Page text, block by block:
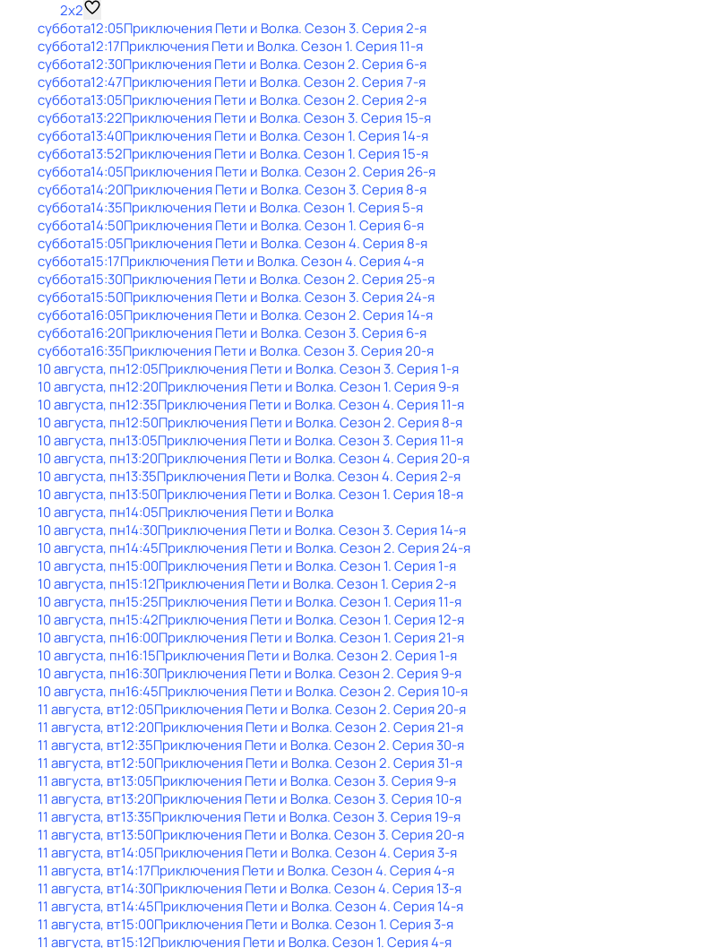
2x2
суббота12:05Приключения Пети и Волка. Сезон 3. Серия 2-я
суббота12:17Приключения Пети и Волка. Сезон 1. Серия 11-я
суббота12:30Приключения Пети и Волка. Сезон 2. Серия 6-я
суббота12:47Приключения Пети и Волка. Сезон 2. Серия 7-я
суббота13:05Приключения Пети и Волка. Сезон 2. Серия 2-я
суббота13:22Приключения Пети и Волка. Сезон 3. Серия 15-я
суббота13:40Приключения Пети и Волка. Сезон 1. Серия 14-я
суббота13:52Приключения Пети и Волка. Сезон 1. Серия 15-я
суббота14:05Приключения Пети и Волка. Сезон 2. Серия 26-я
суббота14:20Приключения Пети и Волка. Сезон 3. Серия 8-я
суббота14:35Приключения Пети и Волка. Сезон 1. Серия 5-я
суббота14:50Приключения Пети и Волка. Сезон 1. Серия 6-я
суббота15:05Приключения Пети и Волка. Сезон 4. Серия 8-я
суббота15:17Приключения Пети и Волка. Сезон 4. Серия 4-я
суббота15:30Приключения Пети и Волка. Сезон 2. Серия 25-я
суббота15:50Приключения Пети и Волка. Сезон 3. Серия 24-я
суббота16:05Приключения Пети и Волка. Сезон 2. Серия 14-я
суббота16:20Приключения Пети и Волка. Сезон 3. Серия 6-я
суббота16:35Приключения Пети и Волка. Сезон 3. Серия 20-я
10 августа, пн12:05Приключения Пети и Волка. Сезон 3. Серия 1-я
10 августа, пн12:20Приключения Пети и Волка. Сезон 1. Серия 9-я
10 августа, пн12:35Приключения Пети и Волка. Сезон 4. Серия 11-я
10 августа, пн12:50Приключения Пети и Волка. Сезон 2. Серия 8-я
10 августа, пн13:05Приключения Пети и Волка. Сезон 3. Серия 11-я
10 августа, пн13:20Приключения Пети и Волка. Сезон 4. Серия 20-я
10 августа, пн13:35Приключения Пети и Волка. Сезон 4. Серия 2-я
10 августа, пн13:50Приключения Пети и Волка. Сезон 1. Серия 18-я
10 августа, пн14:05Приключения Пети и Волка
10 августа, пн14:30Приключения Пети и Волка. Сезон 3. Серия 14-я
10 августа, пн14:45Приключения Пети и Волка. Сезон 2. Серия 24-я
10 августа, пн15:00Приключения Пети и Волка. Сезон 1. Серия 1-я
10 августа, пн15:12Приключения Пети и Волка. Сезон 1. Серия 2-я
10 августа, пн15:25Приключения Пети и Волка. Сезон 1. Серия 11-я
10 августа, пн15:42Приключения Пети и Волка. Сезон 1. Серия 12-я
10 августа, пн16:00Приключения Пети и Волка. Сезон 1. Серия 21-я
10 августа, пн16:15Приключения Пети и Волка. Сезон 2. Серия 1-я
10 августа, пн16:30Приключения Пети и Волка. Сезон 2. Серия 9-я
10 августа, пн16:45Приключения Пети и Волка. Сезон 2. Серия 10-я
11 августа, вт12:05Приключения Пети и Волка. Сезон 2. Серия 20-я
11 августа, вт12:20Приключения Пети и Волка. Сезон 2. Серия 21-я
11 августа, вт12:35Приключения Пети и Волка. Сезон 2. Серия 30-я
11 августа, вт12:50Приключения Пети и Волка. Сезон 2. Серия 31-я
11 августа, вт13:05Приключения Пети и Волка. Сезон 3. Серия 9-я
11 августа, вт13:20Приключения Пети и Волка. Сезон 3. Серия 10-я
11 августа, вт13:35Приключения Пети и Волка. Сезон 3. Серия 19-я
11 августа, вт13:50Приключения Пети и Волка. Сезон 3. Серия 20-я
11 августа, вт14:05Приключения Пети и Волка. Сезон 4. Серия 3-я
11 августа, вт14:17Приключения Пети и Волка. Сезон 4. Серия 4-я
11 августа, вт14:30Приключения Пети и Волка. Сезон 4. Серия 13-я
11 августа, вт14:45Приключения Пети и Волка. Сезон 4. Серия 14-я
11 августа, вт15:00Приключения Пети и Волка. Сезон 1. Серия 3-я
11 августа, вт15:12Приключения Пети и Волка. Сезон 1. Серия 4-я